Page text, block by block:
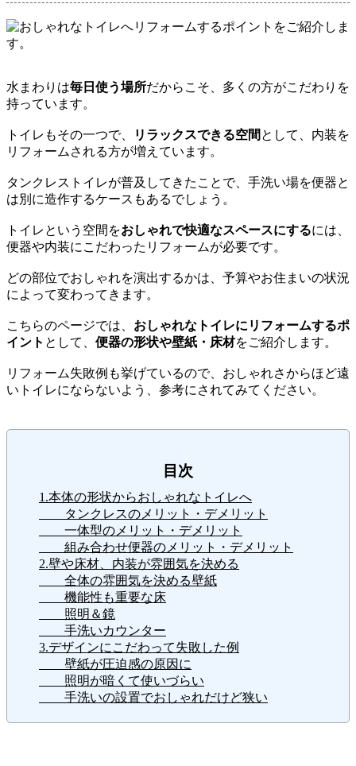
水まわりは毎日使う場所だからこそ、多くの方がこだわりを
持っています。
トイレもその一つで、 リラックスできる空間 として、内装を
リフォームされる方が増えています。
タンクレストイレが普及してきたことで、手洗い場を便器と
は別に造作するケースもあるでしょう。
トイレという空間をおしゃれで快適なスペースにするには、
便器や内装にこだわったリフォームが必要です。
どの部位でおしゃれを演出するかは、予算やお住まいの状況
によって変わってきます。
こちらのページでは、 おしゃれなトイレにリフォームするポ
イント として、 便器の形状や壁紙・床材をご紹介します。
リフォーム失敗例も挙げているので、おしゃれさからほど遠
いトイレにならないよう、参考にされてみてください。
目次
1.本体の形状からおしゃれなトイレへ
タンクレスのメリット・デメリット
一体型のメリット・デメリット
組み合わせ便器のメリット・デメリット
2.壁や床材、内装が雰囲気を決める
全体の雰囲気を決める壁紙
機能性も重要な床
照明＆鏡
手洗いカウンター
3.デザインにこだわって失敗した例
壁紙が圧迫感の原因に
照明が暗くて使いづらい
手洗いの設置でおしゃれだけど狭い